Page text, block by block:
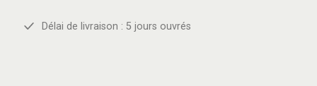
Délai de livraison : 5 jours ouvrés